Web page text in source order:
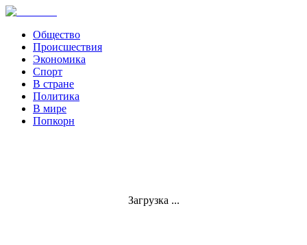
Общество
Происшествия
Экономика
Спорт
В стране
Политика
В мире
Попкорн
Загрузка ...